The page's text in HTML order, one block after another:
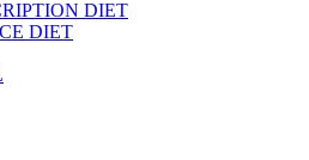
DIET
DIET